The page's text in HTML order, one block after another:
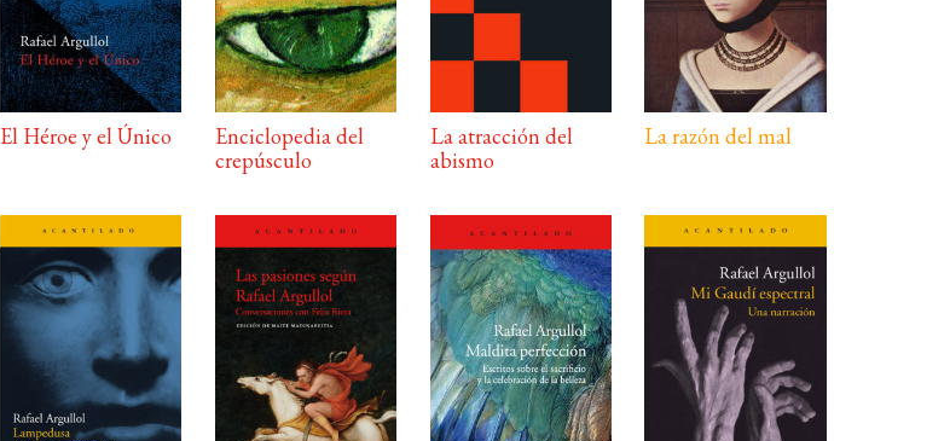
El Héroe y el Único
Enciclopedia del
crepúsculo
La atracción del
abismo
La razón del mal